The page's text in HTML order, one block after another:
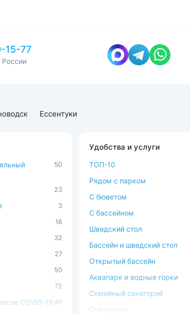
15-77
России
Ессентуки
50
23
3
16
32
27
50
72
COVID-19 48
Удобства и услуги
ТОП-10
Рядом с парком
C бюветом
С бассейном
Шведский стол
Бассейн и шведский стол
Открытый бассейн
Аквапарк и водные горки
Семейный санаторий
Спа-услуги